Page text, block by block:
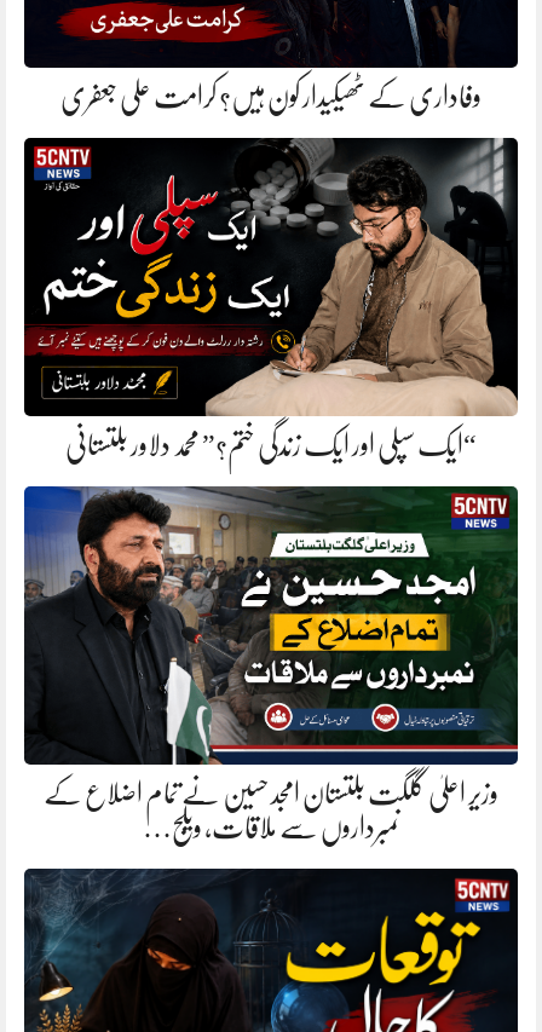
وفاداری کے ٹھیکیدار کون ہیں؟ کرامت علی جعفری
“ایک سپلی اور ایک زندگی ختم؟” محمد دلاور بلتستانی
وزیر اعلیٰ گلگت بلتستان امجد حسین نے تمام اضلاع کے
نمبرداروں سے ملاقات، ویلج…